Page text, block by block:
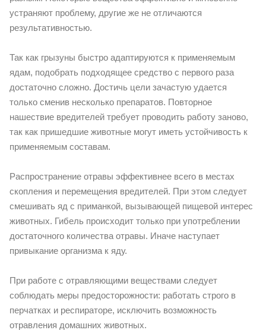
устраняют проблему, другие же не отличаются
результативностью.
Так как грызуны быстро адаптируются к применяемым
ядам, подобрать подходящее средство с первого раза
достаточно сложно. Достичь цели зачастую удается
только сменив несколько препаратов. Повторное
нашествие вредителей требует проводить работу заново,
так как пришедшие животные могут иметь устойчивость к
применяемым составам.
Распространение отравы эффективнее всего в местах
скопления и перемещения вредителей. При этом следует
смешивать яд с приманкой, вызывающей пищевой интерес
животных. Гибель происходит только при употреблении
достаточного количества отравы. Иначе наступает
привыкание организма к яду.
При работе с отравляющими веществами следует
соблюдать меры предосторожности: работать строго в
перчатках и респираторе, исключить возможность
отравления домашних животных.